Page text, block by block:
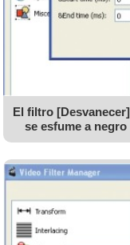
El filtro
se esfume a